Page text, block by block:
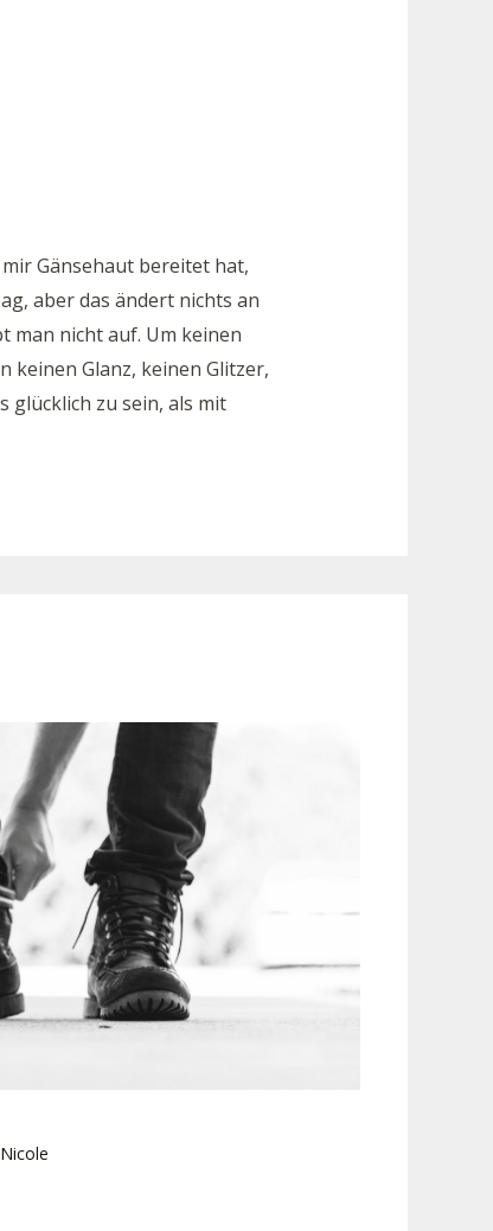
Gänsehaut bereitet hat,
aber das ändert nichts an
man nicht auf. Um keinen
keinen Glanz, keinen Glitzer,
glücklich zu sein, als mit
Nicole